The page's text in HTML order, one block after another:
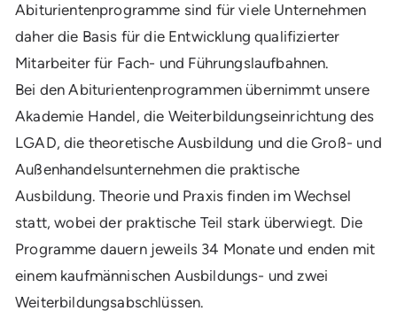
Abiturientenprogramme sind für viele Unternehmen
daher die Basis für die Entwicklung qualifizierter
Mitarbeiter für Fach- und Führungslaufbahnen.
Bei den Abiturientenprogrammen übernimmt unsere
Akademie Handel, die Weiterbildungseinrichtung des
LGAD, die theoretische Ausbildung und die Groß- und
Außenhandelsunternehmen die praktische
Ausbildung. Theorie und Praxis finden im Wechsel
statt, wobei der praktische Teil stark überwiegt. Die
Programme dauern jeweils 34 Monate und enden mit
einem kaufmännischen Ausbildungs- und zwei
Weiterbildungsabschlüssen.